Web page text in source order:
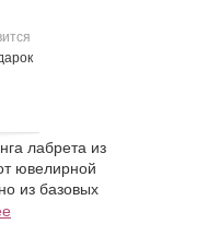
лабрета из
ювелирной
из базовых